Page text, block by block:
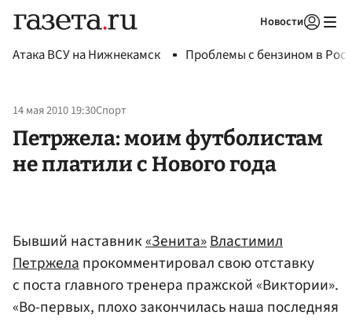
Новости
Атака ВСУ на Нижнекамск Проблемы с бензином в
14 мая 2010 19:30Спорт
Петржела: моим футболистам
не платили с Нового года
Бывший наставник«Зенита»Властимил
Петржелапрокомментировал свою отставку
с поста главного тренера пражской «Виктории».
«Во-первых, плохо закончилась наша последняя